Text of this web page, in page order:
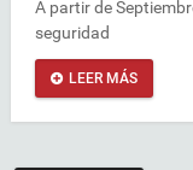
A partir de
seguridad
LEER MÁS